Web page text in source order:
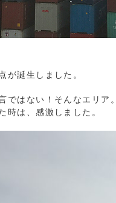
が誕生しました。
ではない！そんなエリア。
時は、感激しました。